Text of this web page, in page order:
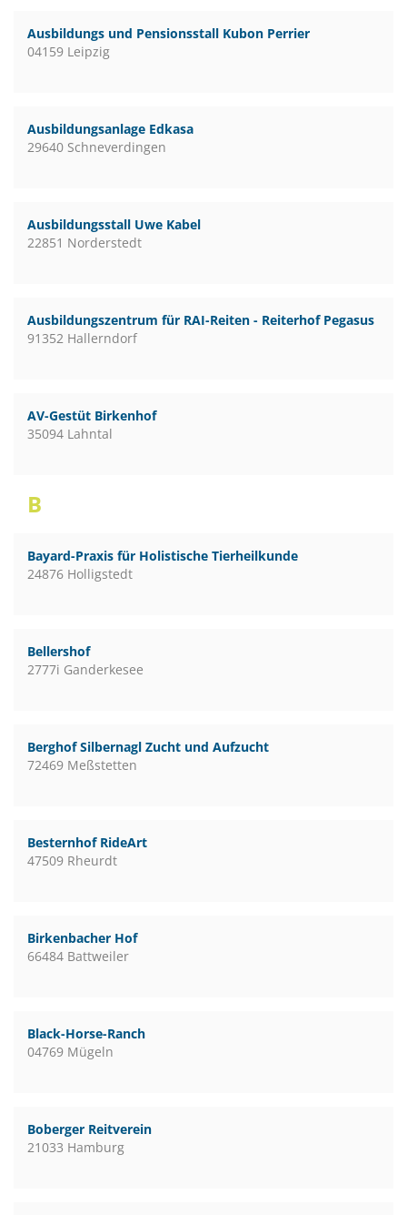
Ausbildungs und Pensionsstall Kubon Perrier
04159 Leipzig
Ausbildungsanlage Edkasa
29640 Schneverdingen
Ausbildungsstall Uwe Kabel
22851 Norderstedt
Ausbildungszentrum für RAI-Reiten - Reiterhof Pegasus
91352 Hallerndorf
AV-Gestüt Birkenhof
35094 Lahntal
B
Bayard-Praxis für Holistische Tierheilkunde
24876 Holligstedt
Bellershof
2777i Ganderkesee
Berghof Silbernagl Zucht und Aufzucht
72469 Meßstetten
Besternhof RideArt
47509 Rheurdt
Birkenbacher Hof
66484 Battweiler
Black-Horse-Ranch
04769 Mügeln
Boberger Reitverein
21033 Hamburg